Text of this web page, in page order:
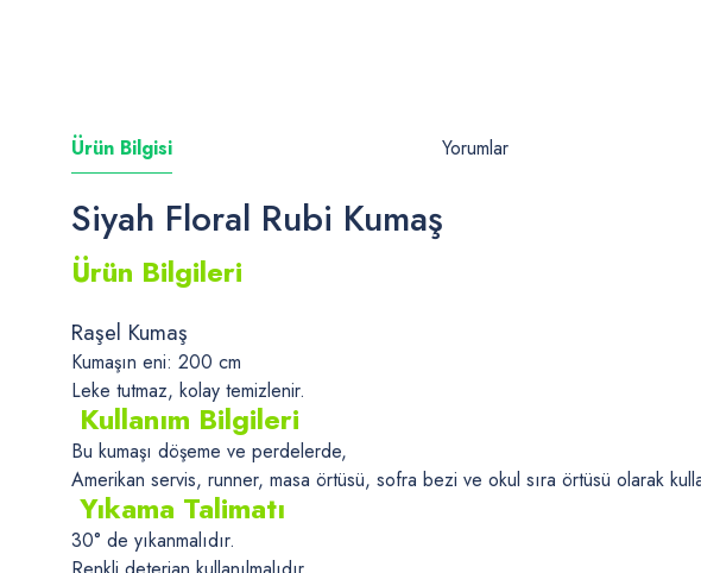
Ürün Bilgisi Yorumlar
Siyah Floral Rubi Kumaş
Ürün Bilgileri
Raşel Kumaş
Kumaşın eni: 200 cm
Leke tutmaz, kolay temizlenir.
Kullanım Bilgileri
Bu kumaşı döşeme ve perdelerde,
Amerikan servis, runner, masa örtüsü, sofra bezi ve okul sıra örtüsü olarak
Yıkama Talimatı
30° de yıkanmalıdır.